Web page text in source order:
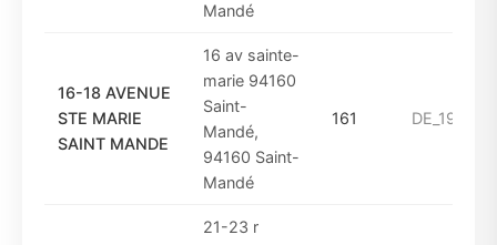
Mandé
16-18 AVENUE
STE MARIE
SAINT MANDE
16 av sainte-
marie 94160
Saint-
Mandé,
94160 Saint-
Mandé
161
21-23 r